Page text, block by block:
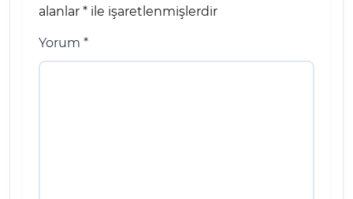
alanlar * ile işaretlenmişlerdir
Yorum *